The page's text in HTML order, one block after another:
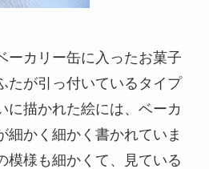
ーカリー缶に入ったお菓子
たが引っ付いているタイプ
に描かれた絵には、ベーカ
細かく細かく書かれていま
模様も細かくて、見ている